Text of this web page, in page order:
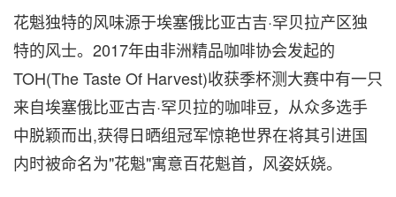
花魁独特的风味源于埃塞俄比亚古吉·罕贝拉产区独
特的风士。2017年由非洲精品咖啡协会发起的
TOH(The Taste Of Harvest)收获季杯测大赛中有一只
来自埃塞俄比亚古吉·罕贝拉的咖啡豆，从众多选手
中脱颖而出,获得日晒组冠军惊艳世界在将其引进国
内时被命名为"花魁"寓意百花魁首，风姿妖娆。